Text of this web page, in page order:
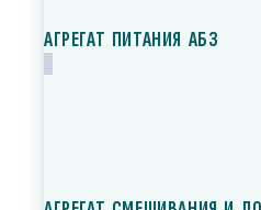
АГРЕГАТ ПИТАНИЯ АБЗ